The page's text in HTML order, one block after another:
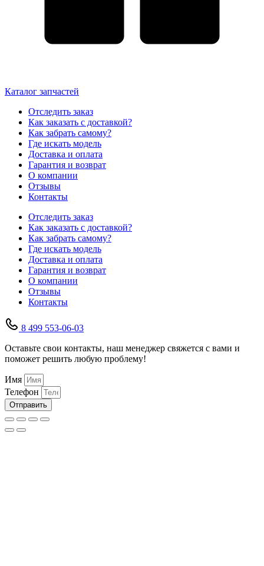
Каталог запчастей
Отследить заказ
Как заказать с доставкой?
Как забрать самому?
Где искать модель
Доставка и оплата
Гарантия и возврат
О компании
Отзывы
Контакты
Отследить заказ
Как заказать с доставкой?
Как забрать самому?
Где искать модель
Доставка и оплата
Гарантия и возврат
О компании
Отзывы
Контакты
8 499 553-06-03
Оставьте свои контакты, наш менеджер свяжется с вами и
поможет решить любую проблему!
Имя
Телефон
Отправить